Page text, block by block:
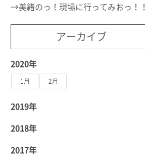
美緒のっ！現場に行ってみおっ！！
アーカイブ
2020年
1月 2月
2019年
2018年
2017年